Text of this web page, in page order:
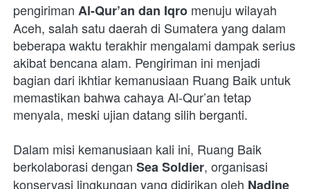
pengiriman Al-Qur’an dan Iqro menuju wilayah
Aceh, salah satu daerah di Sumatera yang dalam
beberapa waktu terakhir mengalami dampak serius
akibat bencana alam. Pengiriman ini menjadi
bagian dari ikhtiar kemanusiaan Ruang Baik untuk
memastikan bahwa cahaya Al-Qur’an tetap
menyala, meski ujian datang silih berganti.
Dalam misi kemanusiaan kali ini, Ruang Baik
berkolaborasi dengan Sea Soldier, organisasi
konservasi lingkungan yang didirikan oleh Nadine